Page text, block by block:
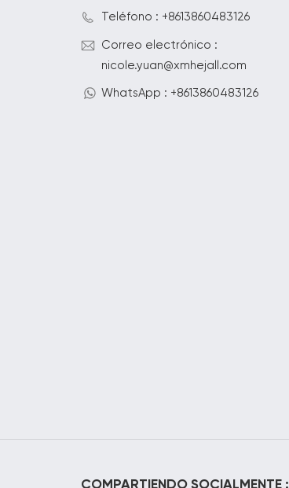
Teléfono : +8613860483126
Correo electrónico :
nicole.yuan@xmhejall.com
WhatsApp : +8613860483126
COMPARTIENDO SOCIALMENTE :